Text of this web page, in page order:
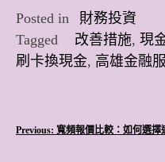
Posted in
財務投資
Tagged
改善措施, 現
刷卡換現金, 高雄金融
文
Previous: 寬頻報價比較：如何選擇